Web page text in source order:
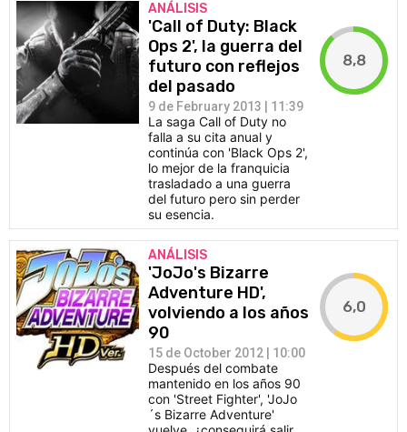
ANÁLISIS
'Call of Duty: Black
Ops 2', la guerra del
futuro con reflejos
del pasado
9 de February 2013 | 11:39
La saga Call of Duty no
falla a su cita anual y
continúa con 'Black Ops 2',
lo mejor de la franquicia
trasladado a una guerra
del futuro pero sin perder
su esencia.
8,8
ANÁLISIS
'JoJo's Bizarre
Adventure HD',
volviendo a los años
90
15 de October 2012 | 10:00
Después del combate
mantenido en los años 90
con 'Street Fighter', 'JoJo
´s Bizarre Adventure'
6,0